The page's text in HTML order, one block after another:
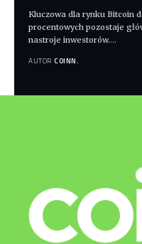
Kluczowa dla rynku Bitcoin
procentowych pozostaje
nastroje inwestorów.…
AUTOR COINN.